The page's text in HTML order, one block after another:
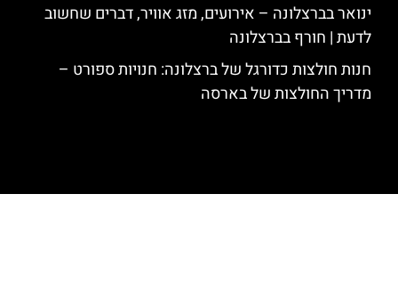
ינואר בברצלונה – אירועים, מזג אוויר, דברים שחשוב
לדעת | חורף בברצלונה
חנות חולצות כדורגל של ברצלונה: חנויות ספורט –
מדריך החולצות של בארסה